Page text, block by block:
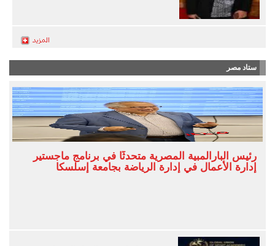
ستاد مصر
رئيس البارالمبية المصرية متحدثًا في برنامج ماجستير
إدارة الأعمال في إدارة الرياضة بجامعة إسلسكا